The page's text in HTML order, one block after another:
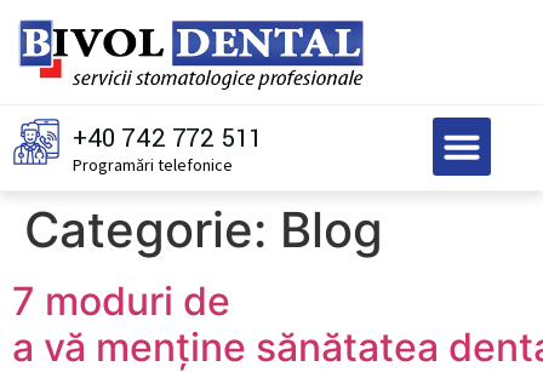
+40 742 772 511
Programări telefonice
Categorie: Blog
7 moduri de
a vă menține sănătatea